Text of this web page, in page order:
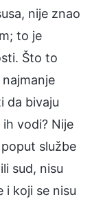
nije znao
to je
Što to
da bivaju
vodi? Nije
službe
sud, nisu
i koji se nisu